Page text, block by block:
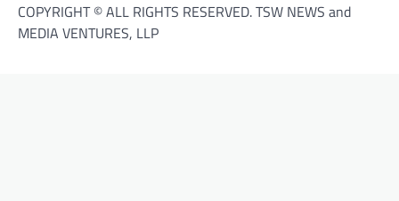
COPYRIGHT © ALL RIGHTS RESERVED. TSW NEWS and
MEDIA VENTURES, LLP